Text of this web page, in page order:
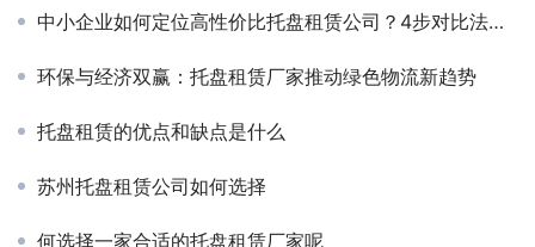
中小企业如何定位高性价比托盘租赁公司？4步对比法揭秘
环保与经济双赢：托盘租赁厂家推动绿色物流新趋势
托盘租赁的优点和缺点是什么
苏州托盘租赁公司如何选择
何选择一家合适的托盘租赁厂家呢